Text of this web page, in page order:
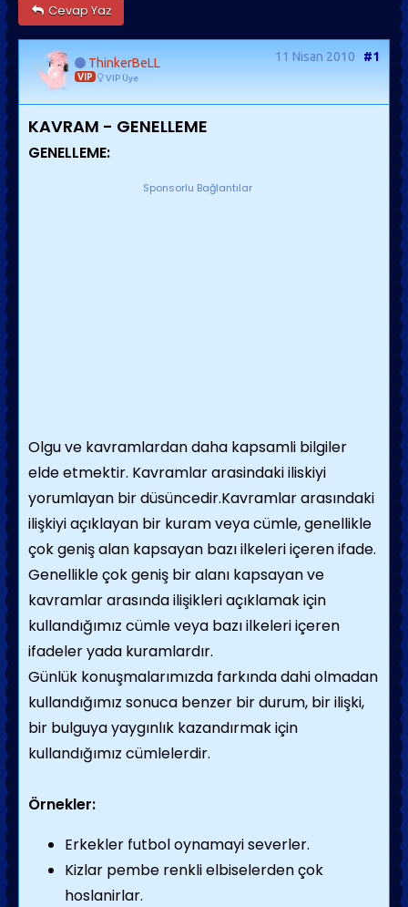
Cevap Yaz
ThinkerBeLL
VIP VIP Üye
11 Nisan 2010 #1
KAVRAM - GENELLEME
GENELLEME:
Sponsorlu Bağlantılar
Olgu ve kavramlardan daha kapsamli bilgiler
elde etmektir. Kavramlar arasindaki iliskiyi
yorumlayan bir düsüncedir.Kavramlar arasındaki
ilişkiyi açıklayan bir kuram veya cümle, genellikle
çok geniş alan kapsayan bazı ilkeleri içeren ifade.
Genellikle çok geniş bir alanı kapsayan ve
kavramlar arasında ilişikleri açıklamak için
kullandığımız cümle veya bazı ilkeleri içeren
ifadeler yada kuramlardır.
Günlük konuşmalarımızda farkında dahi olmadan
kullandığımız sonuca benzer bir durum, bir ilişki,
bir bulguya yaygınlık kazandırmak için
kullandığımız cümlelerdir.
Örnekler:
Erkekler futbol oynamayi severler.
Kizlar pembe renkli elbiselerden çok
hoslanirlar.